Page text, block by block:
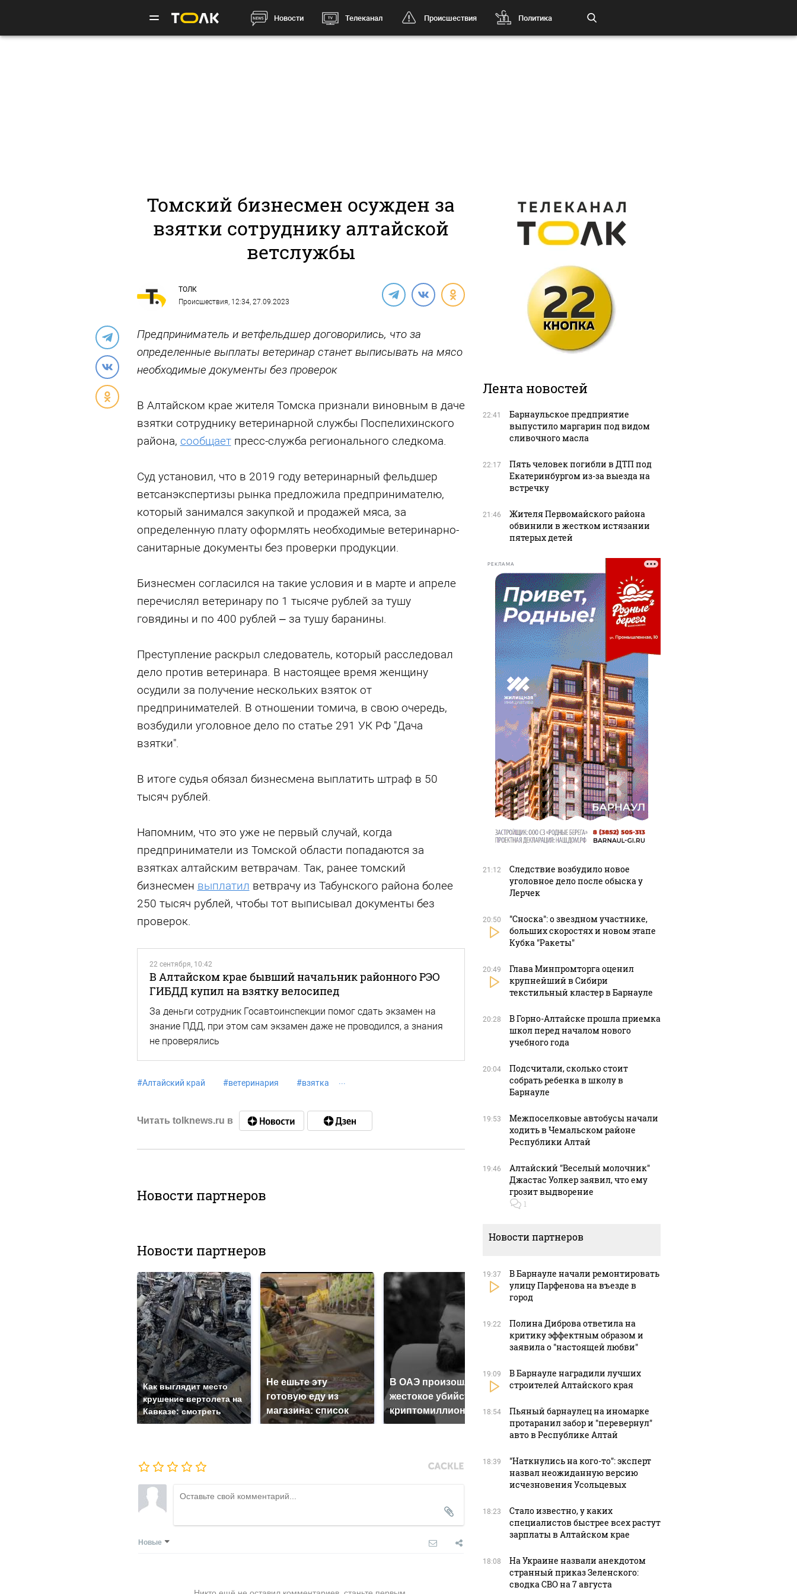
Новости Телеканал Происшествия Политика
Томский бизнесмен осужден за
взятки сотруднику алтайской
ветслужбы
ТОЛК
Происшествия, 12:34, 27.09.2023
Предприниматель и ветфельдшер договорились, что за
определенные выплаты ветеринар станет выписывать на мясо
необходимые документы без проверок
В Алтайском крае жителя Томска признали виновным в даче
взятки сотруднику ветеринарной службы Поспелихинского
района, сообщаетпресс-служба регионального следкома.
Суд установил, что в 2019 году ветеринарный фельдшер
ветсанэкспертизы рынка предложила предпринимателю,
который занимался закупкой и продажей мяса, за
определенную плату оформлять необходимые ветеринарно-
санитарные документы без проверки продукции.
Бизнесмен согласился на такие условия и в марте и апреле
перечислял ветеринару по 1 тысяче рублей за тушу
говядины и по 400 рублей – за тушу баранины.
Преступление раскрыл следователь, который расследовал
дело против ветеринара. В настоящее время женщину
осудили за получение нескольких взяток от
предпринимателей. В отношении томича, в свою очередь,
возбудили уголовное дело по статье 291 УК РФ "Дача
взятки".
В итоге судья обязал бизнесмена выплатить штраф в 50
тысяч рублей.
Напомним, что это уже не первый случай, когда
предприниматели из Томской области попадаются за
взятках алтайским ветврачам. Так, ранее томский
бизнесмен выплатил ветврачу из Табунского района более
250 тысяч рублей, чтобы тот выписывал документы без
проверок.
22 сентября, 10:42
В Алтайском крае бывший начальник районного РЭО
ГИБДД купил на взятку велосипед
За деньги сотрудник Госавтоинспекции помог сдать экзамен на
знание ПДД, при этом сам экзамен даже не проводился, а знания
не проверялись
#Алтайский край #ветеринария #взятка
Читать tolknews.ru в
Новости партнеров
Новости партнеров
Как выглядит место
крушение вертолета на
Кавказе: смотреть
Не ешьте эту
готовую еду из
магазина: список
В ОАЭ произошло
жестокое убийство
криптомиллионера
Все новости по
Кавказе: читать здесь
ждать всем нам?
Новые
Лента новостей
22:41
Барнаульское предприятие
выпустило маргарин под видом
сливочного масла
22:17
Пять человек погибли в ДТП под
Екатеринбургом из-за выезда на
встречку
21:46
Жителя Первомайского района
обвинили в жестком истязании
пятерых детей
РЕКЛАМА
21:12
Следствие возбудило новое
уголовное дело после обыска у
Лерчек
20:50
"Сноска": о звездном участнике,
больших скоростях и новом этапе
Кубка "Ракеты"
20:49
Глава Минпромторга оценил
крупнейший в Сибири
текстильный кластер в Барнауле
20:28
В Горно-Алтайске прошла приемка
школ перед началом нового
учебного года
20:04
Подсчитали, сколько стоит
собрать ребенка в школу в
Барнауле
19:53
Межпоселковые автобусы начали
ходить в Чемальском районе
Республики Алтай
19:46
Алтайский "Веселый молочник"
Джастас Уолкер заявил, что ему
грозит выдворение
1
Новости партнеров
19:37
В Барнауле начали ремонтировать
улицу Парфенова на въезде в
город
19:22
Полина Диброва ответила на
критику эффектным образом и
заявила о "настоящей любви"
19:09
В Барнауле наградили лучших
строителей Алтайского края
18:54
Пьяный барнаулец на иномарке
протаранил забор и "перевернул"
авто в Республике Алтай
18:39
"Наткнулись на кого-то": эксперт
назвал неожиданную версию
исчезновения Усольцевых
18:23
Стало известно, у каких
специалистов быстрее всех растут
зарплаты в Алтайском крае
18:08
На Украине назвали анекдотом
странный приказ Зеленского:
сводка СВО на 7 августа